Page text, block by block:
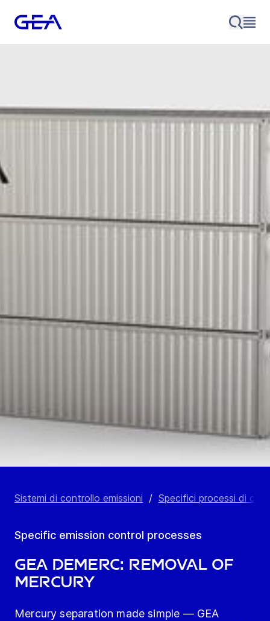
Sistemi di controllo emissioni / Specifici processi di
Specific emission control processes
GEA DeMerc: Removal of
mercury
Mercury separation made simple — GEA